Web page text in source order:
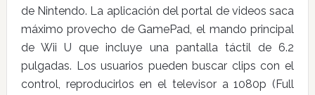
de Nintendo. La aplicación del portal de videos saca
máximo provecho de GamePad, el mando principal
de Wii U que incluye una pantalla táctil de 6.2
pulgadas. Los usuarios pueden buscar clips con el
control, reproducirlos en el televisor a 1080p (Full